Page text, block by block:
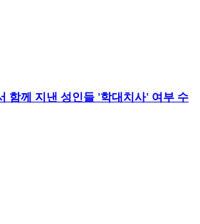
함께 지낸 성인들 '학대치사' 여부 수